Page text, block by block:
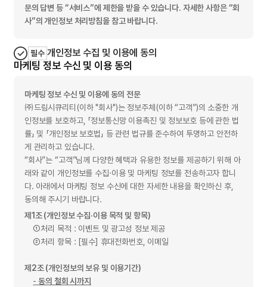
문의 답변 등 “서비스”에 제한을 받을 수 있습니다. 자세한 사항은 “회
사”의 개인정보 처리방침을 참고 바랍니다.
필수 개인정보 수집 및 이용에 동의
마케팅 정보 수신 및 이용 동의
마케팅 정보 수신 및 이용에 동의 전문
㈜드림시큐리티(이하 "회사")는 정보주체(이하 “고객”)의 소중한 개
인정보를 보호하고, 「정보통신망 이용촉진 및 정보보호 등에 관한 법
률」 및 「개인정보 보호법」 등 관련 법규를 준수하여 투명하고 안전하
게 관리하고 있습니다.
“회사”는 “고객”님께 다양한 혜택과 유용한 정보를 제공하기 위해 아
래와 같이 개인정보를 수집·이용 및 마케팅 정보를 전송하고자 합니
다. 아래에서 마케팅 정보 수신에 대한 자세한 내용을 확인하신 후,
동의해 주시기 바랍니다.
제1조 (개인정보 수집·이용 목적 및 항목)
①처리 목적 : 이벤트 및 광고성 정보 제공
②처리 항목 : [필수] 휴대전화번호, 이메일
제2조 (개인정보의 보유 및 이용기간)
- 동의 철회 시까지